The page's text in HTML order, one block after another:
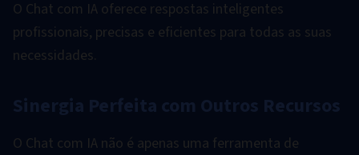
O Chat com IA oferece respostas inteligentes
profissionais, precisas e eficientes para todas as suas
necessidades.
Sinergia Perfeita com Outros Recursos
O Chat com IA não é apenas uma ferramenta de